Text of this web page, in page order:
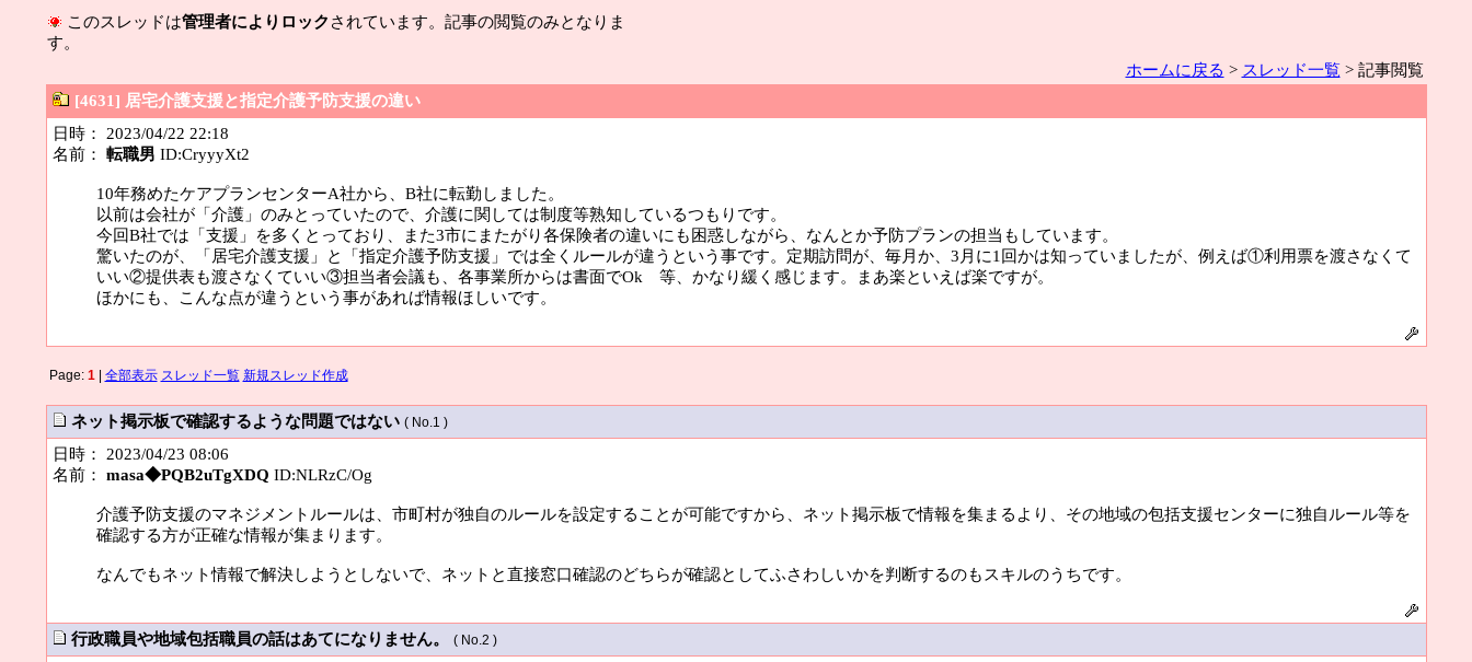
このスレッドは管理者によりロック されています。記事の閲覧のみとなりま
す。
ホームに戻る > スレッド一覧> 記事閲覧
[4631] 居宅介護支援と指定介護予防支援の違い
日時： 2023/04/22 22:18
名前： 転職男 ID:CryyyXt2
10年務めたケアプランセンターA社から、B社に転勤しました。
以前は会社が「介護」のみとっていたので、介護に関しては制度等熟知しているつもりです。
今回B社では「支援」を多くとっており、また3市にまたがり各保険者の違いにも困惑しながら、なんとか予防プランの担当もしています。
驚いたのが、「居宅介護支援」と「指定介護予防支援」では全くルールが違うという事です。定期訪問が、毎月か、3月に1回かは知っていましたが、例えば①利用票を渡さなくて
いい②提供表も渡さなくていい③担当者会議も、各事業所からは書面でOk 等、かなり緩く感じます。まあ楽といえば楽ですが。
ほかにも、こんな点が違うという事があれば情報ほしいです。
Page: 1| 全部表示 スレッド一覧 新規スレッド作成
ネット掲示板で確認するような問題ではない ( No.1 )
日時： 2023/04/23 08:06
名前： masa◆PQB2uTgXDQ ID:NLRzC/Og
介護予防支援のマネジメントルールは、市町村が独自のルールを設定することが可能ですから、ネット掲示板で情報を集まるより、その地域の包括支援センターに独自ルール等を
確認する方が正確な情報が集まります。
なんでもネット情報で解決しようとしないで、ネットと直接窓口確認のどちらが確認としてふさわしいかを判断するのもスキルのうちです。
行政職員や地域包括職員の話はあてになりません。 ( No.2 )